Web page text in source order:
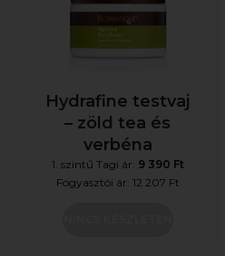
Hydrafine testvaj
– zöld tea és
verbéna
1. szintű Tagi ár: 9 390 Ft
Fogyasztói ár: 12 207 Ft